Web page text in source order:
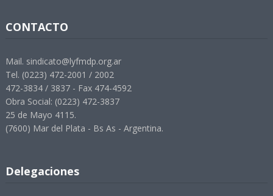
CONTACTO
Mail. sindicato@lyfmdp.org.ar
Tel. (0223) 472-2001 / 2002
472-3834 / 3837 - Fax 474-4592
Obra Social: (0223) 472-3837
25 de Mayo 4115.
(7600) Mar del Plata - Bs As - Argentina.
Delegaciones